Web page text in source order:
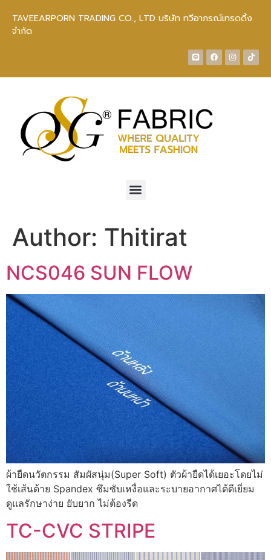
TAVEEARPORN TRADING CO., LTD บริษัท ทวีอาภรณ์เทรดดิ้ง
จำกัด
Author: Thitirat
NCS046 SUN FLOW
ผ้ายืดนวัตกรรม สัมผัสนุ่ม(Super Soft) ตัวผ้ายืดได้เยอะโดยไม่
ใช้เส้นด้าย Spandex ซึมซับเหงื่อและระบายอากาศได้ดีเยี่ยม
ดูแลรักษาง่าย ยับยาก ไม่ต้องรีด
TC-CVC STRIPE